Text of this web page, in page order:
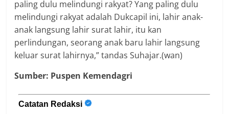
paling dulu melindungi rakyat? Yang paling dulu
melindungi rakyat adalah Dukcapil ini, lahir anak-
anak langsung lahir surat lahir, itu kan
perlindungan, seorang anak baru lahir langsung
keluar surat lahirnya,” tandas Suhajar.(wan)
Sumber: Puspen Kemendagri